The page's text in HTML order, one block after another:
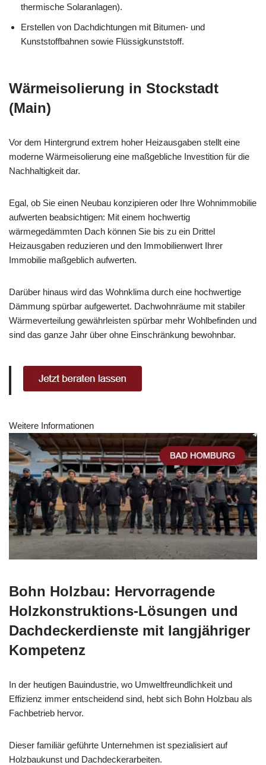
thermische Solaranlagen).
Erstellen von Dachdichtungen mit Bitumen- und
Kunststoffbahnen sowie Flüssigkunststoff.
Wärmeisolierung in Stockstadt
(Main)
Vor dem Hintergrund extrem hoher Heizausgaben stellt eine
moderne Wärmeisolierung eine maßgebliche Investition für die
Nachhaltigkeit dar.
Egal, ob Sie einen Neubau konzipieren oder Ihre Wohnimmobilie
aufwerten beabsichtigen: Mit einem hochwertig
wärmegedämmten Dach können Sie bis zu ein Drittel
Heizausgaben reduzieren und den Immobilienwert Ihrer
Immobilie maßgeblich aufwerten.
Darüber hinaus wird das Wohnklima durch eine hochwertige
Dämmung spürbar aufgewertet. Dachwohnräume mit stabiler
Wärmeverteilung gewährleisten spürbar mehr Wohlbefinden und
sind das ganze Jahr über ohne Einschränkung bewohnbar.
Weitere Informationen
Bohn Holzbau: Hervorragende
Holzkonstruktions-Lösungen und
Dachdeckerdienste mit langjähriger
Kompetenz
In der heutigen Bauindustrie, wo Umweltfreundlichkeit und
Effizienz immer entscheidend sind, hebt sich Bohn Holzbau als
Fachbetrieb hervor.
Dieser familiär geführte Unternehmen ist spezialisiert auf
Holzbaukunst und Dachdeckerarbeiten.